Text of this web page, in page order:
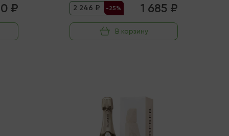
₽ 2 246 ₽ -25% 1 685 ₽
В корзину